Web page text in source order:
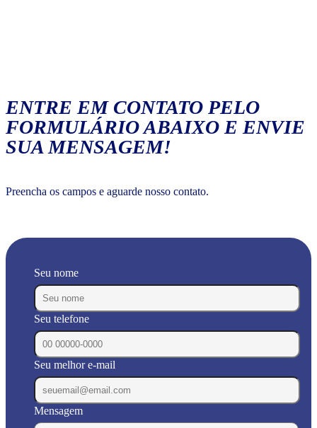
ENTRE EM CONTATO PELO
FORMULÁRIO ABAIXO E ENVIE
SUA MENSAGEM!
Preencha os campos e aguarde nosso contato.
Seu nome
Seu telefone
Seu melhor e-mail
Mensagem